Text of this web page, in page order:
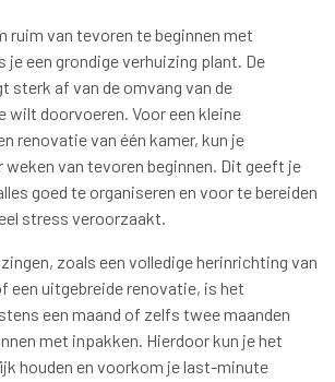
ruim van tevoren te beginnen met
je een grondige verhuizing plant. De
sterk af van de omvang van de
wilt doorvoeren. Voor een kleine
renovatie van één kamer, kun je
weken van tevoren beginnen. Dit geeft je
goed te organiseren en voor te bereiden
stress veroorzaakt.
zoals een volledige herinrichting van
een uitgebreide renovatie, is het
een maand of zelfs twee maanden
met inpakken. Hierdoor kun je het
houden en voorkom je last-minute